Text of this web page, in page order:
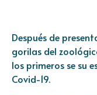
Después de
gorilas del
los primeros se su
Covid-19.